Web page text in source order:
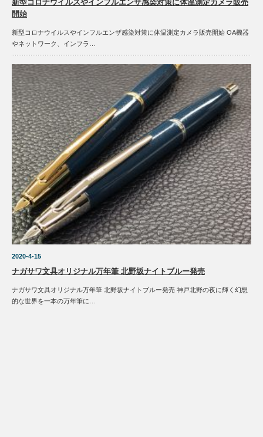
新型コロナウイルスやインフルエンザ感染対策に体温測定カメラ販売
開始
新型コロナウイルスやインフルエンザ感染対策に体温測定カメラ販売開始 OA機器
やネットワーク、インフラ…
2020-4-15
ナガサワ文具オリジナル万年筆 北野坂ナイトブルー発売
ナガサワ文具オリジナル万年筆 北野坂ナイトブルー発売 神戸北野の夜に輝く幻想
的な世界を一本の万年筆に…